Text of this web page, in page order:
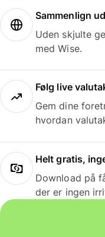
Sammenlign
Uden skjulte
med Wise.
Følg live
Gem dine
hvordan
Helt gratis,
Download på
der er ingen